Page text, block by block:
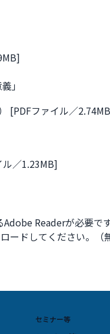
」
[PDFファイル／
／1.23MB]
Readerが必要です
ードしてください。（
セミナー等